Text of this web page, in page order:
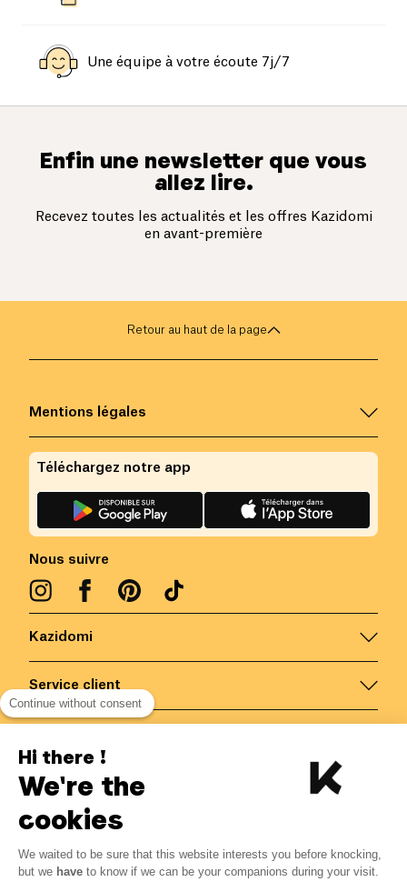
Une équipe à votre écoute 7j/7
Enfin une newsletter que vous
allez lire.
Recevez toutes les actualités et les offres Kazidomi
en avant-première
5.30€ 4.51 € -15% ?
Economisez 0.79 € avec K+
Retour au haut de la page
Kazidomi
Service client
Mentions légales
Nous suivre
Téléchargez notre app
Belgique/FR
Continue without consent
Hi there !
We're the
cookies
We waited to be sure that this website interests you before knocking,
but we have to know if we can be your companions during your visit.